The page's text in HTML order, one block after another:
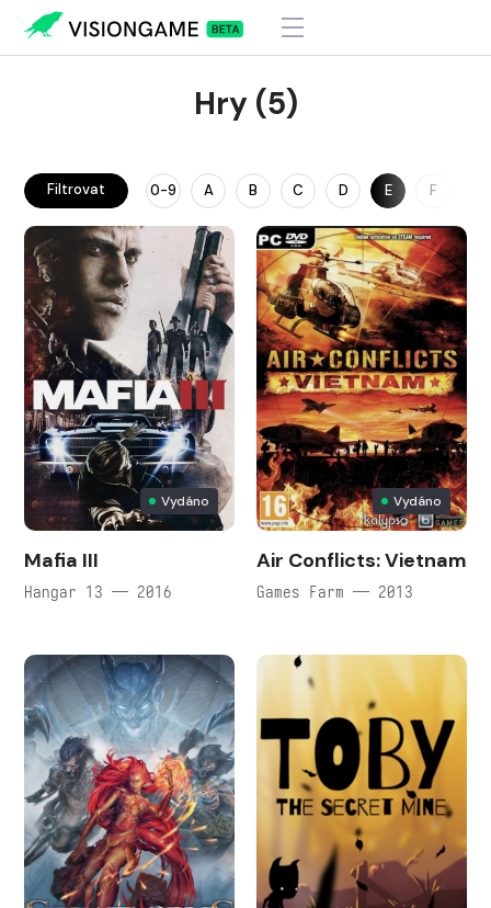
Hry (5)
Filtrovat 0-9 A B C D E F
Vydáno
Mafia III
Hangar 13 — 2016
Vydáno
Air Conflicts: Vietnam
Games Farm — 2013